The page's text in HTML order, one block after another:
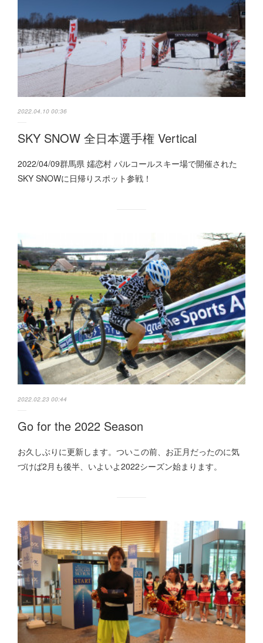
2022.04.10 00:36
SKY SNOW 全日本選手権 Vertical
2022/04/09群馬県 嬬恋村 パルコールスキー場で開催された
SKY SNOWに日帰りスポット参戦！
2022.02.23 00:44
Go for the 2022 Season
お久しぶりに更新します。ついこの前、お正月だったのに気
づけば2月も後半、いよいよ2022シーズン始まります。